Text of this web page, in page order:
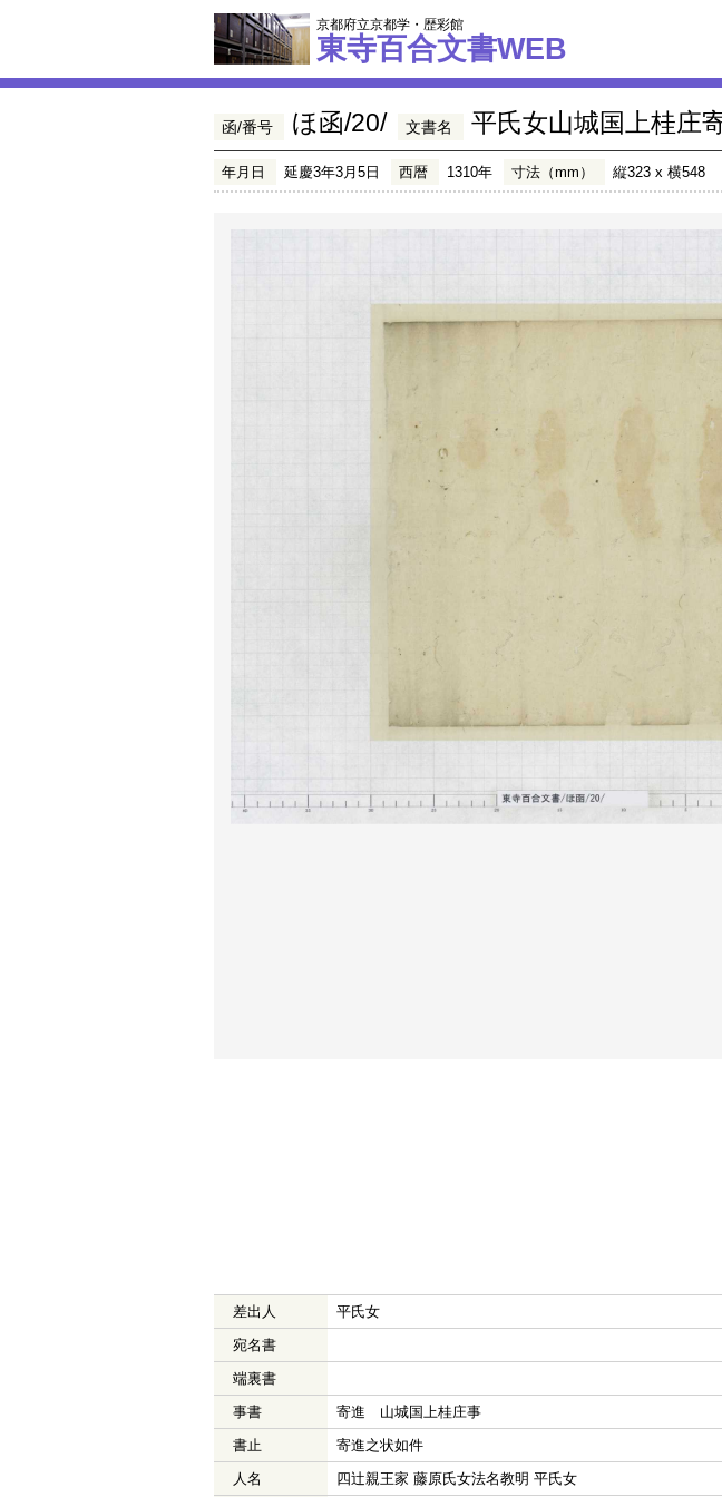
京都府立京都学・歴彩館
東寺百合文書WEB
函/番号 ほ函/20/ 文書名 平氏女山城国上桂庄
年月日 延慶3年3月5日 西暦 1310年 寸法（mm） 縦323 x 横548
差出人
平氏女
宛名書
端裏書
事書
寄進 山城国上桂庄事
書止
寄進之状如件
人名
四辻親王家 藤原氏女法名教明 平氏女